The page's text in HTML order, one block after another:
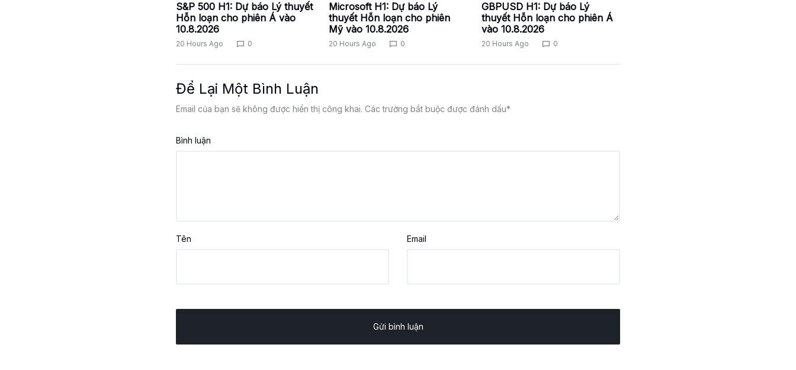
S&P 500 H1: Dự báo Lý thuyết
Hỗn loạn cho phiên Á vào
10.8.2026
20 Hours Ago 0
Microsoft H1: Dự báo Lý
thuyết Hỗn loạn cho phiên
Mỹ vào 10.8.2026
20 Hours Ago 0
GBPUSD H1: Dự báo Lý
thuyết Hỗn loạn cho phiên Á
vào 10.8.2026
20 Hours Ago 0
Để Lại Một Bình Luận
Email của bạn sẽ không được hiển thị công khai. Các trường bắt buộc được đánh dấu*
Bình luận
Tên Email